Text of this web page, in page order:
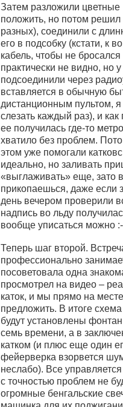
Затем разложили
положить, но потом
разных), соединили с
его в подсобку (кстати, к
кабель, чтобы не
практически не видно, но
подсоединили через
вставляется в обычную
дистанционным пультом,
слезать каждый раз), и
ее получилась где-то
хватило без проблем.
этом уже помогали
идеально, но заливать
«выглаживать» еще, зато
прикопаешься, даже если
день вечером проверили
надпись во льду
вообще уписаться можно
Теперь шаг второй.
профессионально
посоветовала одна
просмотрел на видео –
каток, и мы прямо на
предложить. В итоге
будут установлены
семь времени, а в
катком (и плюс еще один
фейерверка взорвется
неслабо). Все
с точностью проблем не
огромные бенгальские